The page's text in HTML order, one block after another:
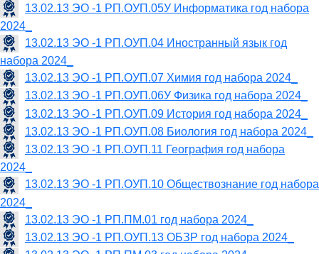
13.02.13 ЭО -1 РП.ОУП.05У Информатика год набора
2024_
13.02.13 ЭО -1 РП.ОУП.04 Иностранный язык год
набора 2024_
13.02.13 ЭО -1 РП.ОУП.07 Химия год набора 2024_
13.02.13 ЭО -1 РП.ОУП.06У Физика год набора 2024_
13.02.13 ЭО -1 РП.ОУП.09 История год набора 2024_
13.02.13 ЭО -1 РП.ОУП.08 Биология год набора 2024_
13.02.13 ЭО -1 РП.ОУП.11 География год набора
2024_
13.02.13 ЭО -1 РП.ОУП.10 Обществознание год набора
2024_
13.02.13 ЭО -1 РП.ПМ.01 год набора 2024_
13.02.13 ЭО -1 РП.ОУП.13 ОБЗР год набора 2024_